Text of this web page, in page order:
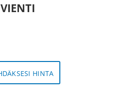
HINTA